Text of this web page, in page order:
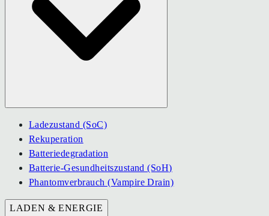
Ladezustand (SoC)
Rekuperation
Batteriedegradation
Batterie-Gesundheitszustand (SoH)
Phantomverbrauch (Vampire Drain)
LADEN & ENERGIE